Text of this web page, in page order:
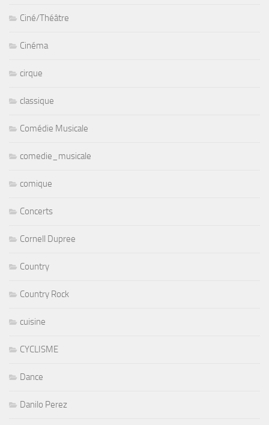
Ciné/Théâtre
Cinéma
cirque
classique
Comédie Musicale
comedie_musicale
comique
Concerts
Cornell Dupree
Country
Country Rock
cuisine
CYCLISME
Dance
Danilo Perez